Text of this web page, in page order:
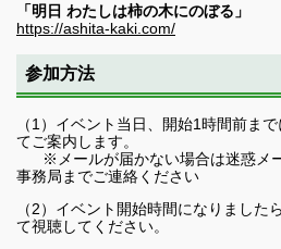
「明日 わたしは柿の木にのぼる」
https://ashita-kaki.com/
参加方法
（1）イベント当日、開始1時間前ま
てご案内します。
※メールが届かない場合は迷惑メー
事務局までご連絡ください
（2）イベント開始時間になりました
て視聴してください。